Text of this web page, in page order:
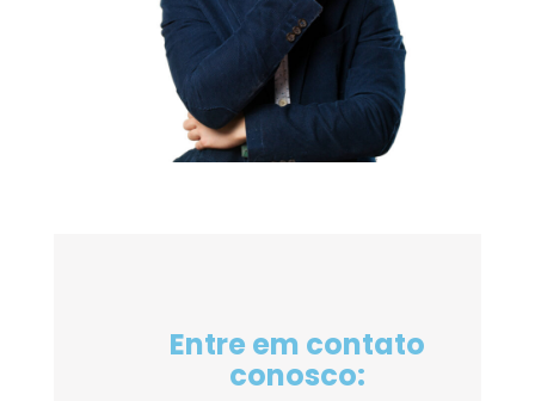
Entre em contato
conosco: